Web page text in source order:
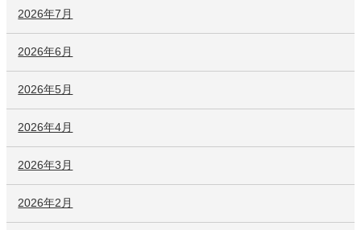
2026年7月
2026年6月
2026年5月
2026年4月
2026年3月
2026年2月